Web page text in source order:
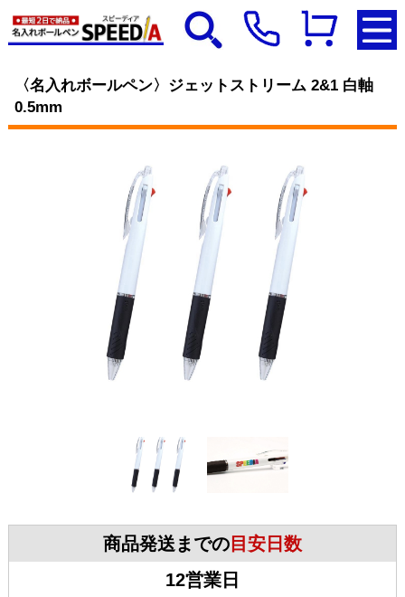
〈名入れボールペン〉ジェットストリーム 2&1 白軸
0.5mm
商品発送までの 目安日数
12営業日